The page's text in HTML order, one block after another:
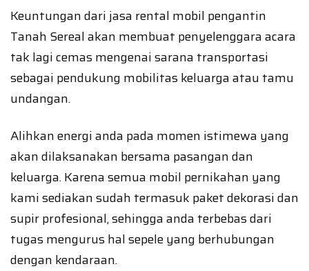
Keuntungan dari jasa rental mobil pengantin
Tanah Sereal akan membuat penyelenggara acara
tak lagi cemas mengenai sarana transportasi
sebagai pendukung mobilitas keluarga atau tamu
undangan.
Alihkan energi anda pada momen istimewa yang
akan dilaksanakan bersama pasangan dan
keluarga. Karena semua mobil pernikahan yang
kami sediakan sudah termasuk paket dekorasi dan
supir profesional, sehingga anda terbebas dari
tugas mengurus hal sepele yang berhubungan
dengan kendaraan.